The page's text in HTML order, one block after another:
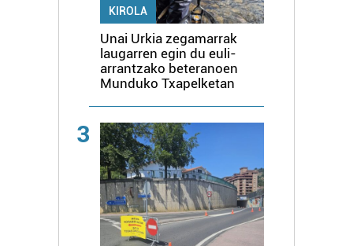
KIROLA
Unai Urkia zegamarrak
laugarren egin du euli-
arrantzako beteranoen
Munduko Txapelketan
3